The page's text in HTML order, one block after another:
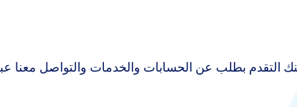
التقدم بطلب عن الحسابات والخدمات والتواصل معنا عبر